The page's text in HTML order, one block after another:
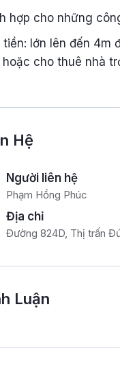
hợp cho những
tiền: lớn lên đến 4m
hoặc cho thuê nhà
Hệ
Người liên hệ
Phạm Hồng Phúc
Địa chỉ
Đường 824D, Thị trấn
Luận